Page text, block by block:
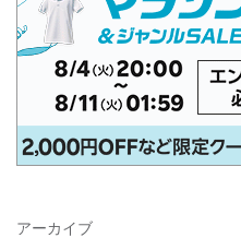
アーカイブ